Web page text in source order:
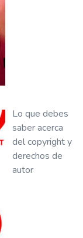
Lo que debes
saber acerca
del copyright y
derechos de
autor